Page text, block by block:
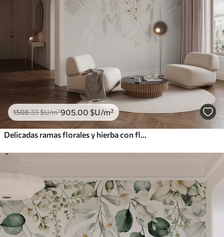
1508.33$U/m²905 .00 $U/m²